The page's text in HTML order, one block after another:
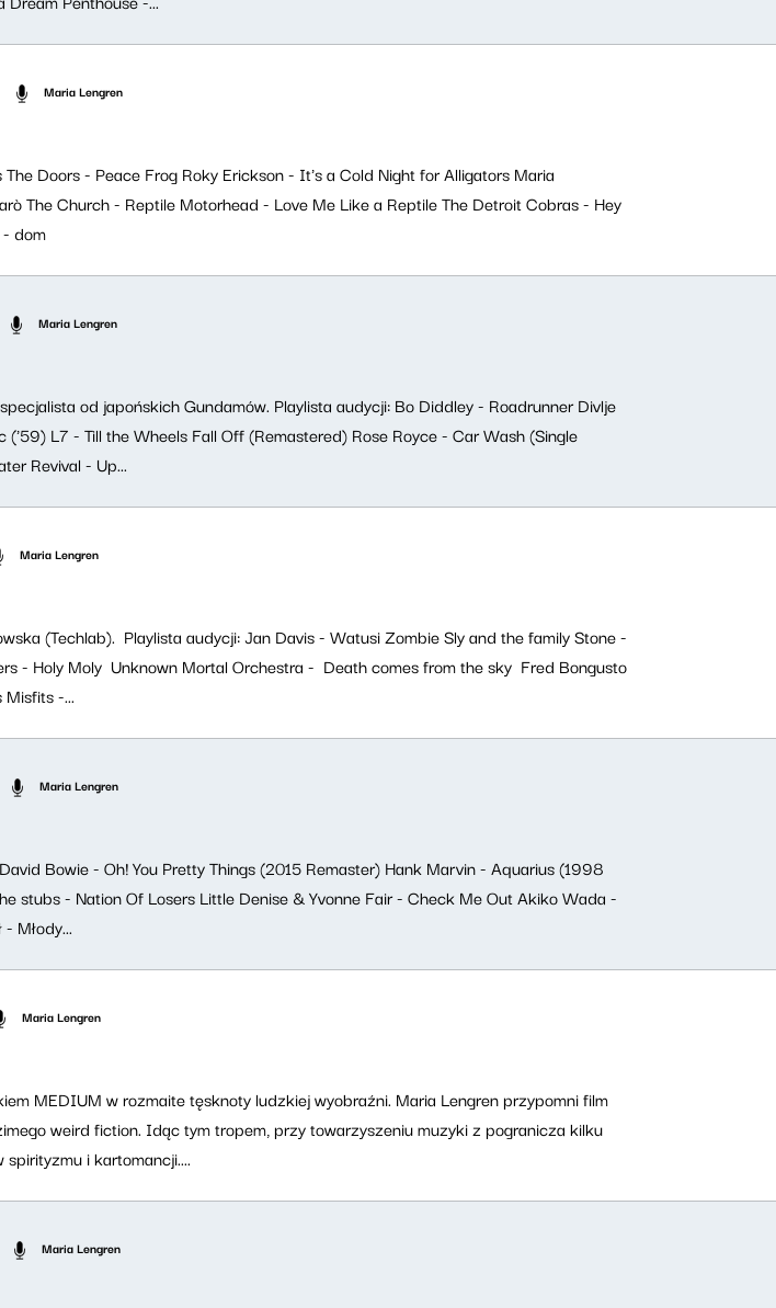
Maria Lengren
Doors - Peace Frog Roky Erickson - It's a Cold Night for Alligators Maria
The Church - Reptile Motorhead - Love Me Like a Reptile The Detroit Cobras - Hey
dom
Maria Lengren
od japońskich Gundamów. Playlista audycji: Bo Diddley - Roadrunner Divlje
L7 - Till the Wheels Fall Off (Remastered) Rose Royce - Car Wash (Single
Revival - Up...
Maria Lengren
(Techlab). Playlista audycji: Jan Davis - Watusi Zombie Sly and the family Stone -
- Holy Moly Unknown Mortal Orchestra - Death comes from the sky Fred Bongusto
-...
Maria Lengren
Bowie - Oh! You Pretty Things (2015 Remaster) Hank Marvin - Aquarius (1998
stubs - Nation Of Losers Little Denise & Yvonne Fair - Check Me Out Akiko Wada -
Młody...
Maria Lengren
MEDIUM w rozmaite tęsknoty ludzkiej wyobraźni. Maria Lengren przypomni film
weird fiction. Idąc tym tropem, przy towarzyszeniu muzyki z pogranicza kilku
i kartomancji....
Maria Lengren